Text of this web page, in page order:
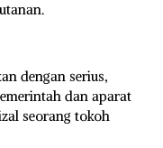
dengan serius,
dan aparat
seorang tokoh